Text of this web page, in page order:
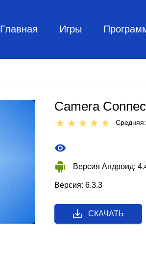
Главная Игры
Camera
Версия Андроид:
Версия: 6.3.3
СКАЧАТЬ